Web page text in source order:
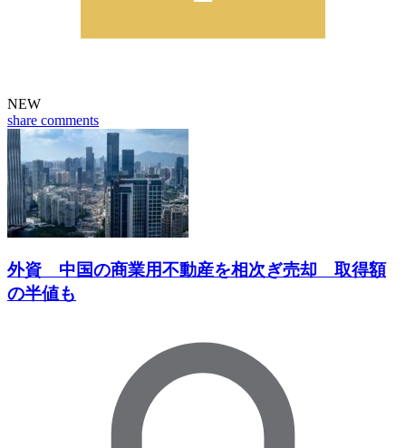
NEW
share comments
外資 中国の商業用不動産を相次ぎ売却 取得額
の半値も